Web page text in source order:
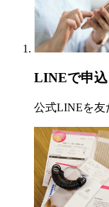
LINEで申込
公式LINEを友